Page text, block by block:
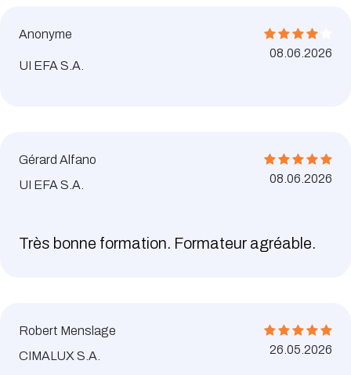
Anonyme
UI EFA S.A.
08.06.2026
Gérard Alfano
UI EFA S.A.
08.06.2026
Très bonne formation. Formateur agréable.
Robert Menslage
CIMALUX S.A.
26.05.2026